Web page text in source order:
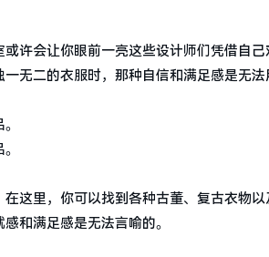
许会让你眼前一亮这些设计师们凭借自
无二的衣服时，那种自信和满足感是无法
这里，你可以找到各种古董、复古衣物
和满足感是无法言喻的。